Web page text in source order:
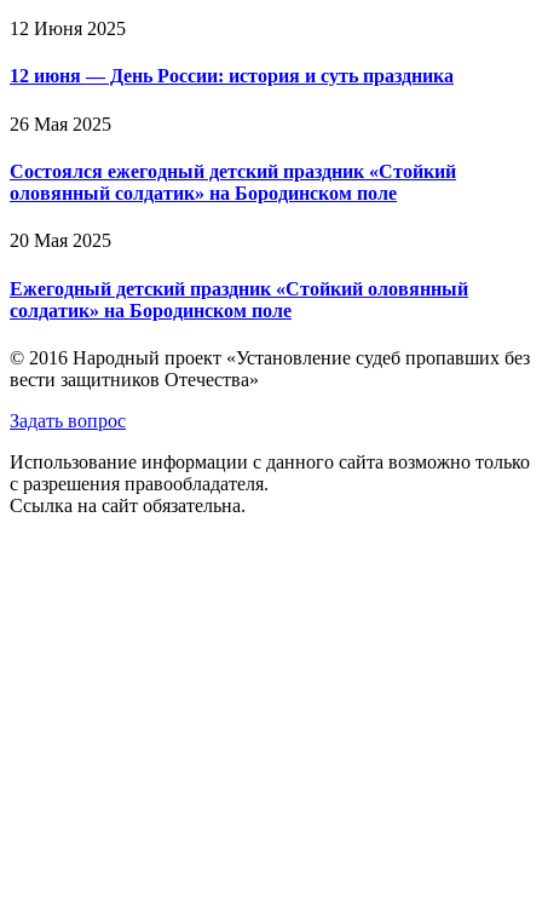
12 Июня 2025
12 июня — День России: история и суть праздника
26 Мая 2025
Состоялся ежегодный детский праздник «Стойкий
оловянный солдатик» на Бородинском поле
20 Мая 2025
Ежегодный детский праздник «Стойкий оловянный
солдатик» на Бородинском поле
© 2016 Народный проект «Установление судеб пропавших без
вести защитников Отечества»
Задать вопрос
Использование информации с данного сайта возможно только
с разрешения правообладателя.
Ссылка на сайт обязательна.